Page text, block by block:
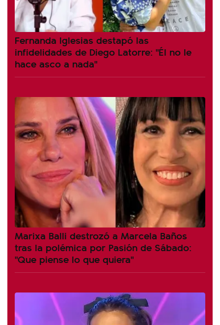
Fernanda Iglesias destapó las
infidelidades de Diego Latorre: "Él no le
hace asco a nada"
Marixa Balli destrozó a Marcela Baños
tras la polémica por Pasión de Sábado:
"Que piense lo que quiera"